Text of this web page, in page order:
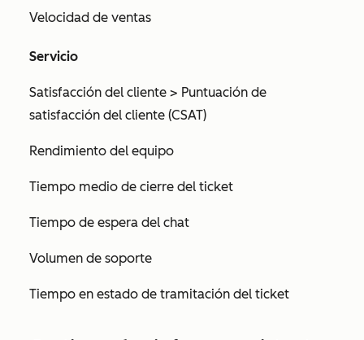
Velocidad de ventas
Servicio
Satisfacción del cliente > Puntuación de
satisfacción del cliente (CSAT)
Rendimiento del equipo
Tiempo medio de cierre del ticket
Tiempo de espera del chat
Volumen de soporte
Tiempo en estado de tramitación del ticket